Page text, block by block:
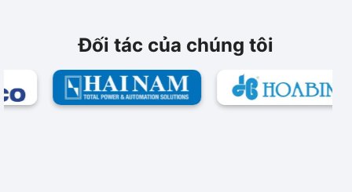
Đối tác của chúng tôi